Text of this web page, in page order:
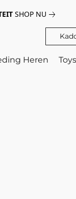
SHOP NU
Heren